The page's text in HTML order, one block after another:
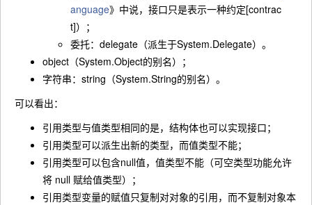
anguage》中说，接口只是表示一种约定[contrac
t]）；
委托：delegate（派生于System.Delegate）。
object（System.Object的别名）；
字符串：string（System.String的别名）。
可以看出：
引用类型与值类型相同的是，结构体也可以实现接口；
引用类型可以派生出新的类型，而值类型不能；
引用类型可以包含null值，值类型不能（可空类型功能允许
将 null 赋给值类型）；
引用类型变量的赋值只复制对对象的引用，而不复制对象本